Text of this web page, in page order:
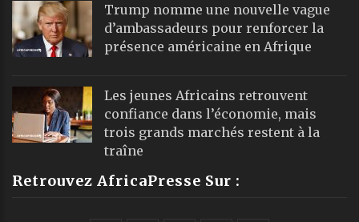
Trump nomme une nouvelle vague
d’ambassadeurs pour renforcer la
présence américaine en Afrique
Les jeunes Africains retrouvent
confiance dans l’économie, mais
trois grands marchés restent à la
traîne
Retrouvez AfricaPresse Sur :